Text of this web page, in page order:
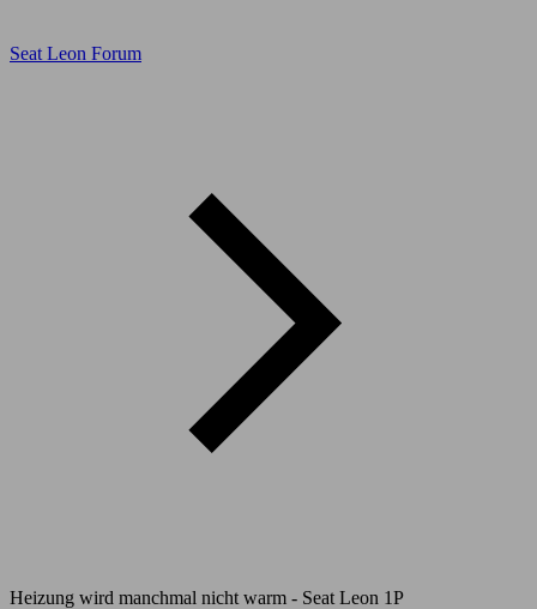
Seat Leon Forum
Heizung wird manchmal nicht warm - Seat Leon 1P